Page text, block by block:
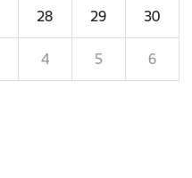
28 29 30
4 5 6